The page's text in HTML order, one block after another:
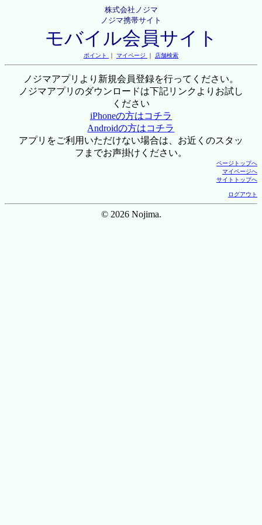
株式会社ノジマ
ノジマ携帯サイト
モバイル会員サイト
ポイント ｜ マイページ ｜ 店舗検索
ノジマアプリより新規会員登録を行ってください。
ノジマアプリのダウンロードは下記リンクよりお試し
ください
iPhoneの方はコチラ
Androidの方はコチラ
アプリをご利用いただけない場合は、お近くのスタッ
フまでお声掛けください。
ページトップへ
マイページへ
サイトトップへ
ログアウト
© 2026 Nojima.